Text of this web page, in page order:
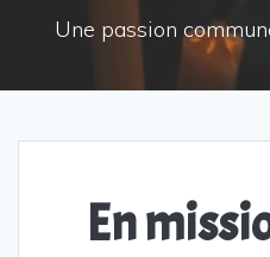
Une passion
En